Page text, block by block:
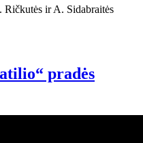
pradės